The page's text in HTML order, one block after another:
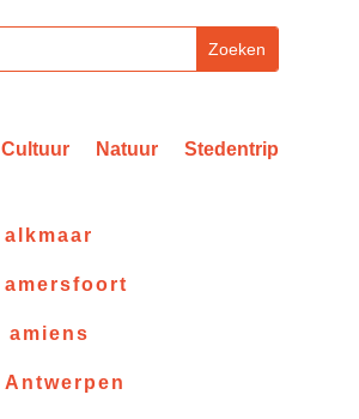
Cultuur Natuur Stedentrip
alkmaar
amersfoort
amiens
Antwerpen